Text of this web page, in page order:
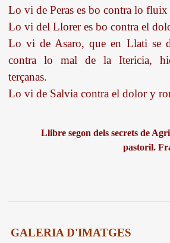
Lo vi de Peras es bo contra lo fluix
Lo vi del Llorer es bo contra el
Lo vi de Asaro, que en Llati se
contra lo mal de la Itericia,
terçanas.
Lo vi de Salvia contra el dolor y
Llibre segon dels secrets de
pastoril.
GALERIA D'IMATGES